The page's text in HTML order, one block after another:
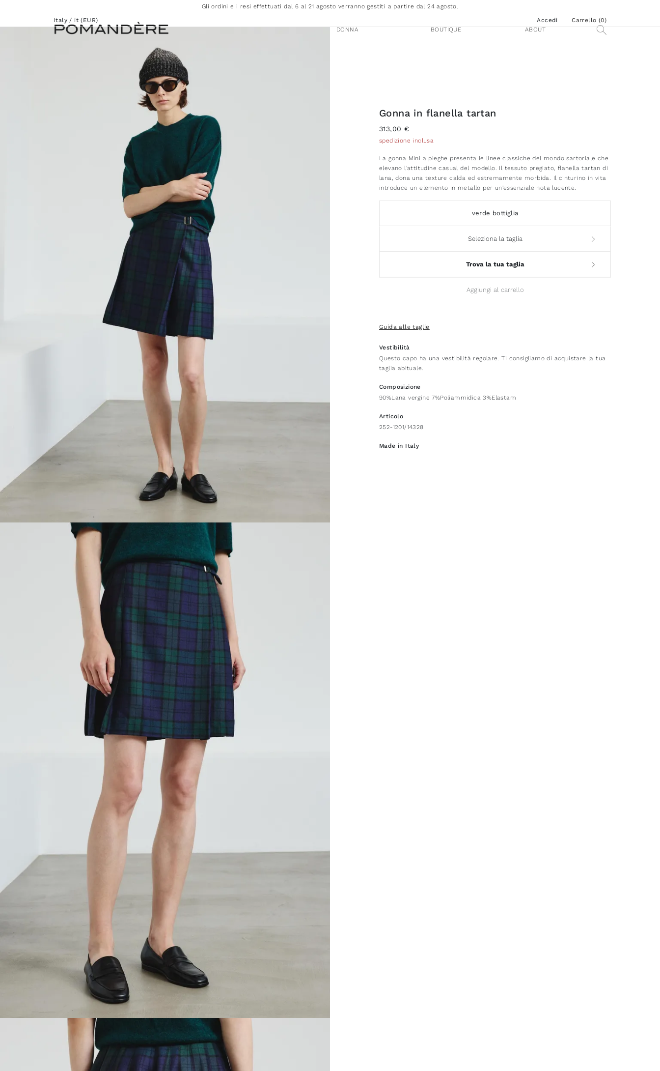
Gli ordini e i resi effettuati dal 6 al 21 agosto verranno gestiti a partire dal 24 agosto.
Italy / it (EUR)
Accedi Carrello (0)
DONNA
BOUTIQUE ABOUT
Gonna in flanella tartan
313,00 €
spedizione inclusa
La gonna Mini a pieghe presenta le linee classiche del mondo sartoriale che
elevano l'attitudine casual del modello. Il tessuto pregiato, flanella tartan di
lana, dona una texture calda ed estremamente morbida. Il cinturino in vita
introduce un elemento in metallo per un'essenziale nota lucente.
verde bottiglia
Seleziona la taglia
Trova la tua taglia
Aggiungi al carrello
Guida alle taglie
Vestibilità
Questo capo ha una vestibilità regolare. Ti consigliamo di acquistare la tua
taglia abituale.
Composizione
90%Lana vergine 7%Poliammidica 3%Elastam
Articolo
252-1201/14328
Made in Italy